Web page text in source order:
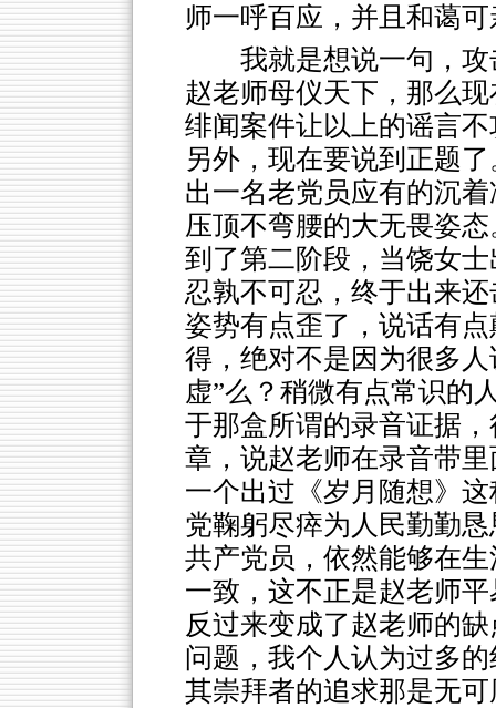
师一呼百应，并且和蔼可
我就是想说一句，
赵老师母仪天下，那么
绯闻案件让以上的谣言
另外，现在要说到正题
出一名老党员应有的沉
压顶不弯腰的大无畏姿
到了第二阶段，当饶女
忍孰不可忍，终于出来
姿势有点歪了，说话有
得，绝对不是因为很多
虚”么？稍微有点常识的
于那盒所谓的录音证据
章，说赵老师在录音带
一个出过《岁月随想》
党鞠躬尽瘁为人民勤勤
共产党员，依然能够在
一致，这不正是赵老师
反过来变成了赵老师的
问题，我个人认为过多
其崇拜者的追求那是无